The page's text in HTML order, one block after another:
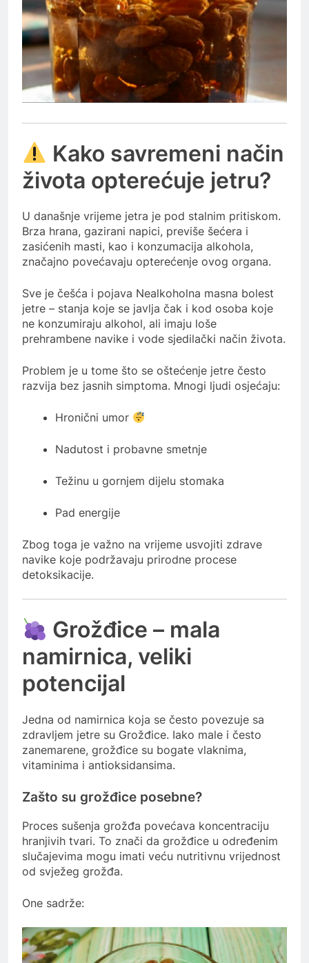
Kako savremeni način
života opterećuje jetru?
U današnje vrijeme jetra je pod stalnim pritiskom.
Brza hrana, gazirani napici, previše šećera i
zasićenih masti, kao i konzumacija alkohola,
značajno povećavaju opterećenje ovog organa.
Sve je češća i pojava Nealkoholna masna bolest
jetre – stanja koje se javlja čak i kod osoba koje
ne konzumiraju alkohol, ali imaju loše
prehrambene navike i vode sjedilački način života.
Problem je u tome što se oštećenje jetre često
razvija bez jasnih simptoma. Mnogi ljudi osjećaju:
Hronični umor
Nadutost i probavne smetnje
Težinu u gornjem dijelu stomaka
Pad energije
Zbog toga je važno na vrijeme usvojiti zdrave
navike koje podržavaju prirodne procese
detoksikacije.
Grožđice – mala
namirnica, veliki
potencijal
Jedna od namirnica koja se često povezuje sa
zdravljem jetre su Grožđice. Iako male i često
zanemarene, grožđice su bogate vlaknima,
vitaminima i antioksidansima.
Zašto su grožđice posebne?
Proces sušenja grožđa povećava koncentraciju
hranjivih tvari. To znači da grožđice u određenim
slučajevima mogu imati veću nutritivnu vrijednost
od svježeg grožđa.
One sadrže: